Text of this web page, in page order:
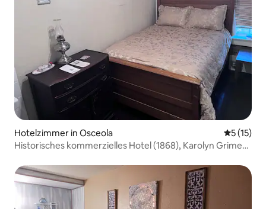
Hotelzimmer in Osceola
5 (15)
Historisches kommerzielles Hotel (1868), Karolyn Grimes